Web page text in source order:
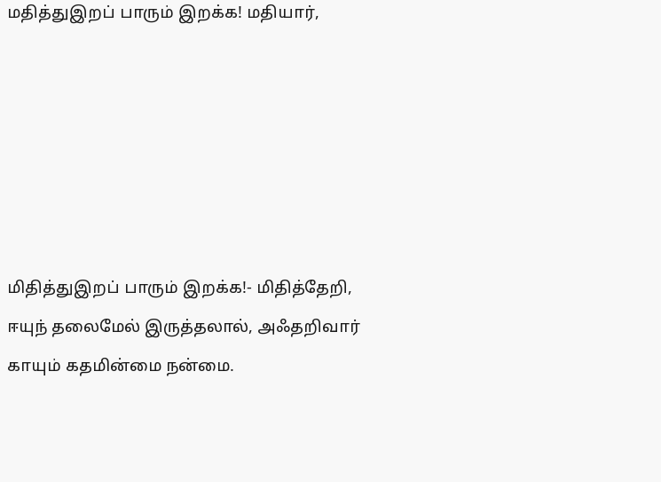
மதித்துஇறப் பாரும் இறக்க! மதியார்,
மிதித்துஇறப் பாரும் இறக்க!- மிதித்தேறி,
ஈயுந் தலைமேல் இருத்தலால், அஃதறிவார்
காயும் கதமின்மை நன்மை.